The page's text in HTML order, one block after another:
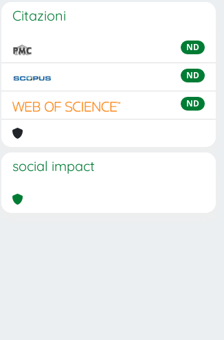
Citazioni
ND
ND
ND
social impact